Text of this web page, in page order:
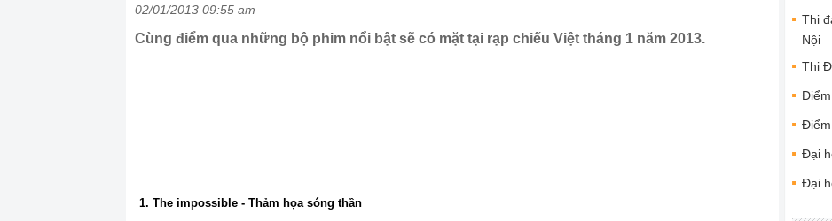
02/01/2013 09:55 am
Cùng điểm qua những bộ phim nổi bật sẽ có mặt tại rạp chiếu Việt tháng 1 năm 2013.
1. The impossible - Thảm họa sóng thần
Thi
Nội
Thi
Đại
Đại